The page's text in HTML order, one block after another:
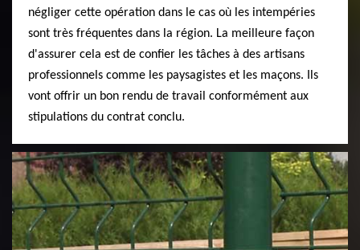
négliger cette opération dans le cas où les intempéries
sont très fréquentes dans la région. La meilleure façon
d'assurer cela est de confier les tâches à des artisans
professionnels comme les paysagistes et les maçons. Ils
vont offrir un bon rendu de travail conformément aux
stipulations du contrat conclu.